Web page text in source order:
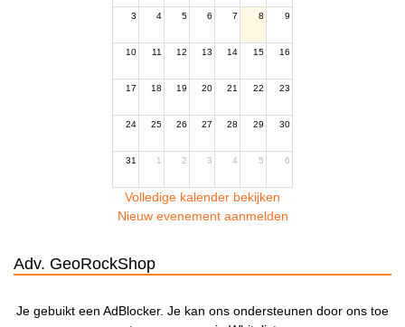
3 4 5 6 7 8 9
10 11 12 13 14 15 16
17 18 19 20 21 22 23
24 25 26 27 28 29 30
31 1 2 3 4 5 6
Volledige kalender bekijken
Nieuw evenement aanmelden
Adv. GeoRockShop
Je gebuikt een AdBlocker. Je kan ons ondersteunen door ons toe